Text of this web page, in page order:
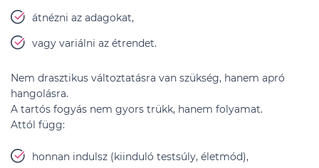
átnézni az adagokat,
vagy variálni az étrendet.
Nem drasztikus változtatásra van szükség, hanem apró
hangolásra.
A tartós fogyás nem gyors trükk, hanem folyamat.
Attól függ:
honnan indulsz (kiinduló testsúly, életmód),